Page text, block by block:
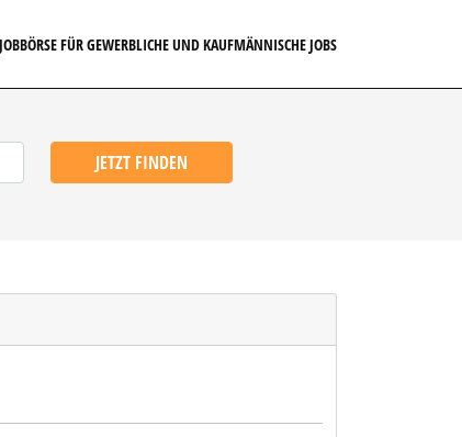
FÜR GEWERBLICHE UND KAUFMÄNNISCHE JOBS
JETZT FINDEN